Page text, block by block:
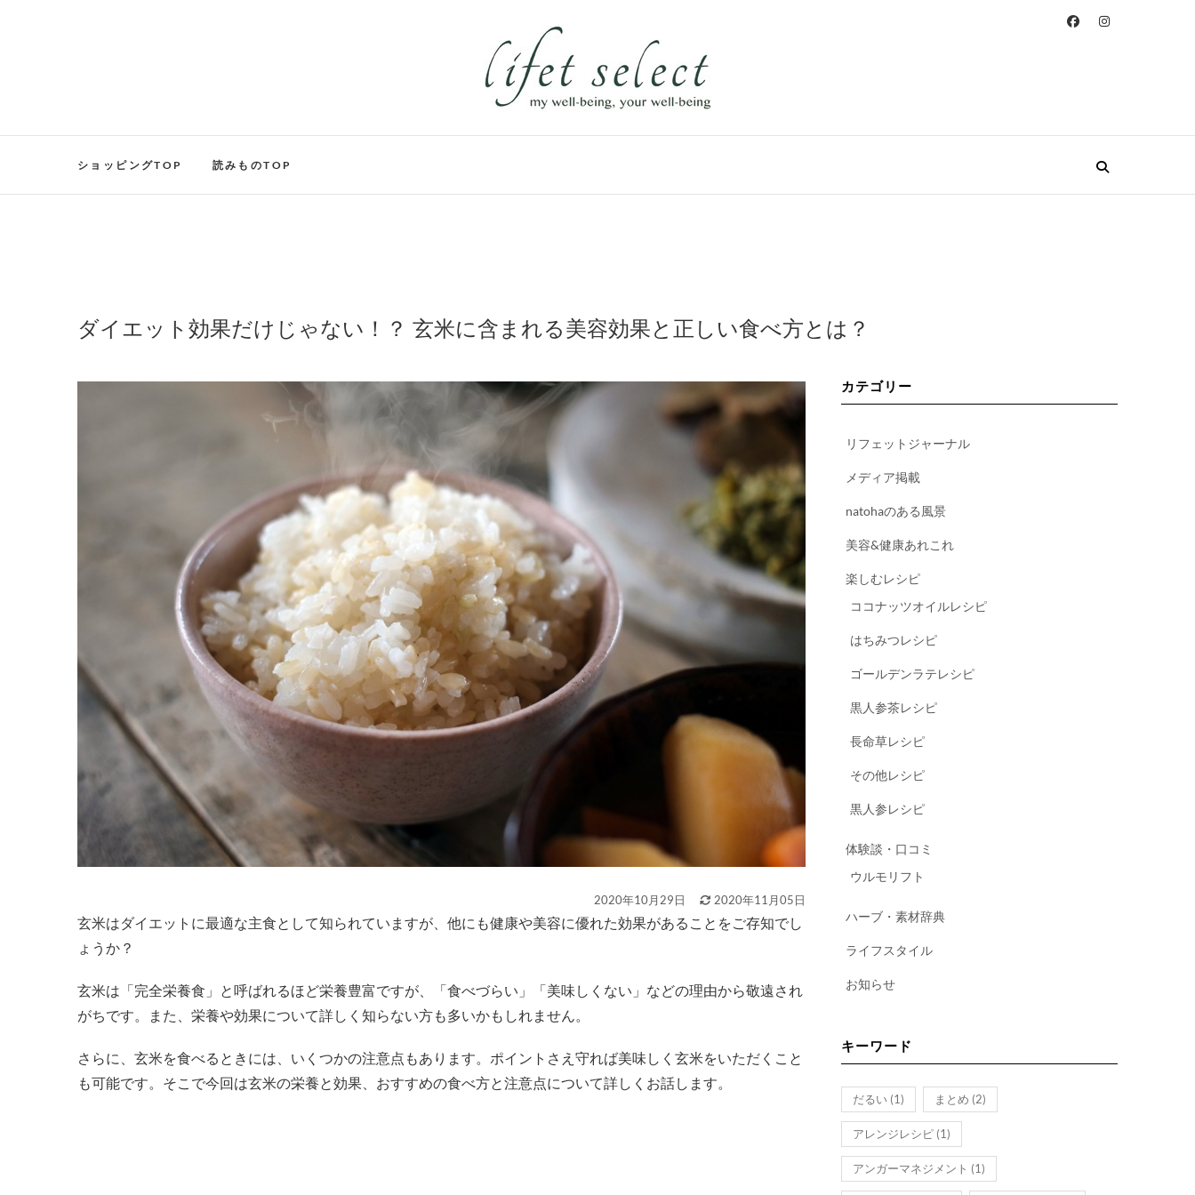
ショッピングTOP 読みものTOP
ダイエット効果だけじゃない！？ 玄米に含まれる美容効果と正しい食べ方とは？
2020年10月29日 2020年11月05日
玄米はダイエットに最適な主食として知られていますが、他にも健康や美容に優れた効果があることをご存知でし
ょうか？
玄米は「完全栄養食」と呼ばれるほど栄養豊富ですが、「食べづらい」「美味しくない」などの理由から敬遠され
がちです。また、栄養や効果について詳しく知らない方も多いかもしれません。
さらに、玄米を食べるときには、いくつかの注意点もあります。ポイントさえ守れば美味しく玄米をいただくこと
も可能です。そこで今回は玄米の栄養と効果、おすすめの食べ方と注意点について詳しくお話します。
カテゴリー
リフェットジャーナル
メディア掲載
natohaのある風景
美容&健康あれこれ
楽しむレシピ
ココナッツオイルレシピ
はちみつレシピ
ゴールデンラテレシピ
黒人参茶レシピ
長命草レシピ
その他レシピ
黒人参レシピ
体験談・口コミ
ウルモリフト
ハーブ・素材辞典
ライフスタイル
お知らせ
キーワード
だるい (1) まとめ (2)
アレンジレシピ (1)
アンガーマネジメント (1)